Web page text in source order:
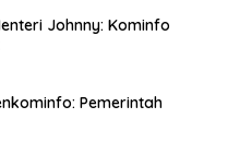
Johnny: Kominfo
Pemerintah